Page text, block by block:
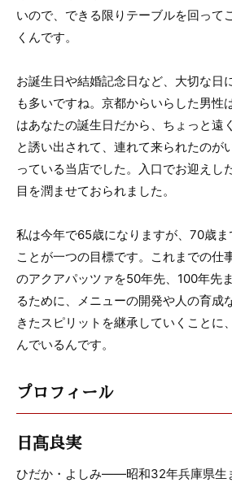
いので、できる限りテーブルを回って
くんです。
お誕生日や結婚記念日など、大切な日
も多いですね。京都からいらした男性
はあなたの誕生日だから、ちょっと遠
と誘い出されて、連れて来られたのが
っている当店でした。入口でお迎えし
目を潤ませておられました。
私は今年で65歳になりますが、70歳
ことが一つの目標です。これまでの仕
のアクアパッツァを50年先、100年先
るために、メニューの開発や人の育成
きたスピリットを継承していくことに
んでいるんです。
プロフィール
日髙良実
ひだか・よしみ――昭和32年兵庫県生